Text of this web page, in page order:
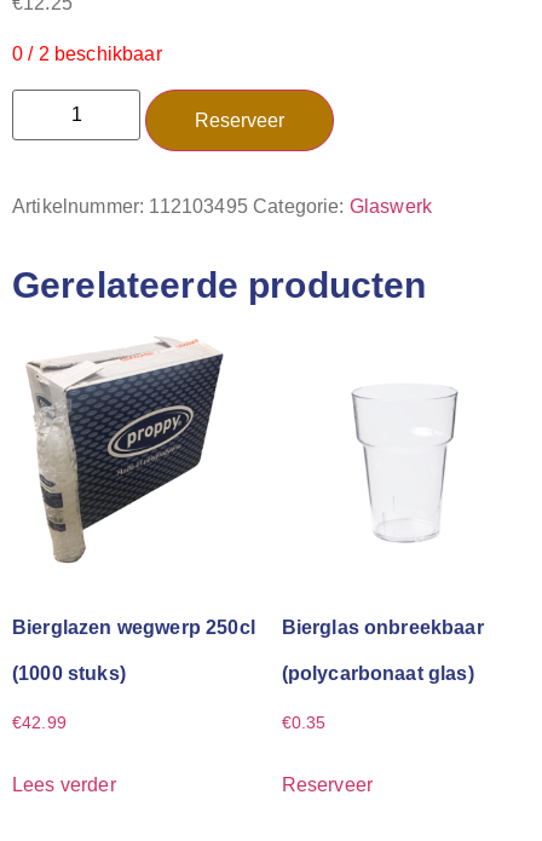
0 / 2 beschikbaar
Reserveer
Artikelnummer: 112103495 Categorie: Glaswerk
Gerelateerde producten
Bierglazen wegwerp 250cl
(1000 stuks)
€42.99
Lees verder
Bierglas onbreekbaar
(polycarbonaat glas)
€0.35
Reserveer